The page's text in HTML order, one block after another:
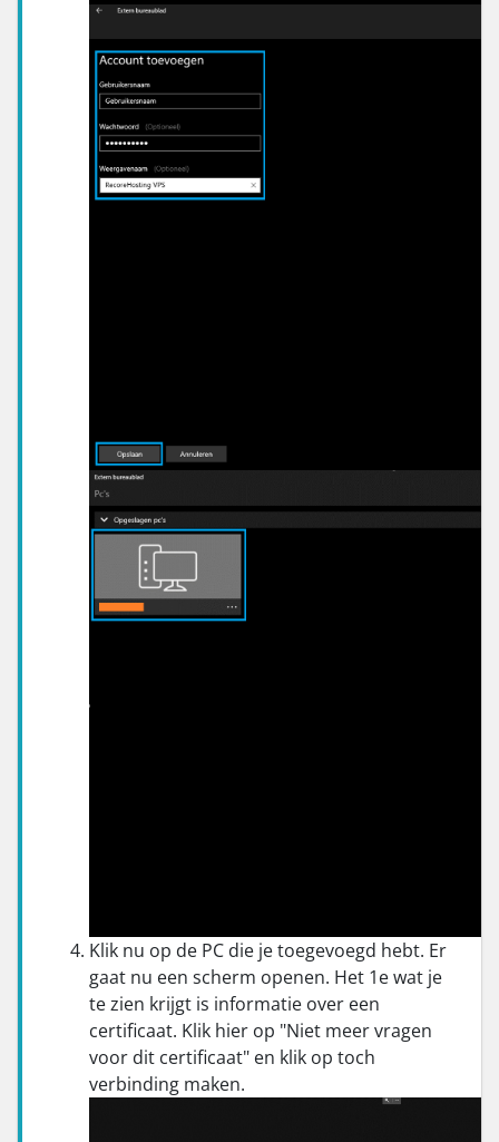
Klik nu op de PC die je toegevoegd hebt. Er
gaat nu een scherm openen. Het 1e wat je
te zien krijgt is informatie over een
certificaat. Klik hier op "Niet meer vragen
voor dit certificaat" en klik op toch
verbinding maken.